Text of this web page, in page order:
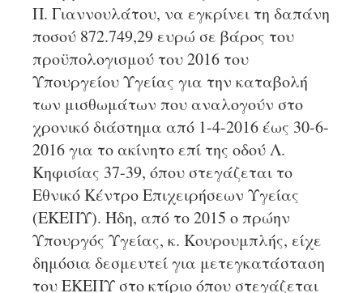
Π. Γιαννουλάτου, να εγκρίνει τη δαπάνη
ποσού 872.749,29 ευρώ σε βάρος του
προϋπολογισμού του 2016 του
Υπουργείου Υγείας για την καταβολή
των μισθωμάτων που αναλογούν στο
χρονικό διάστημα από 1-4-2016 έως 30-6-
2016 για το ακίνητο επί της οδού Λ.
Κηφισίας 37-39, όπου στεγάζεται το
Εθνικό Κέντρο Επιχειρήσεων Υγείας
(ΕΚΕΠΥ). Ήδη, από το 2015 ο πρώην
Υπουργός Υγείας, κ. Κουρουμπλής, είχε
δημόσια δεσμευτεί για μετεγκατάσταση
του ΕΚΕΠΥ στο κτίριο όπου στεγάζεται